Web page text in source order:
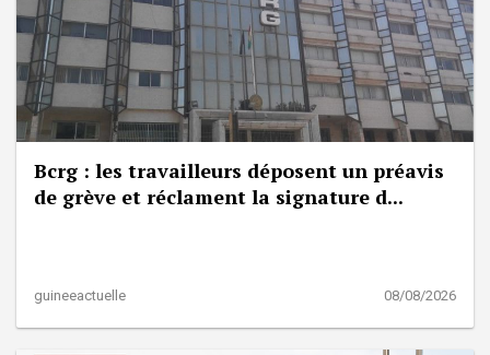
Bcrg : les travailleurs déposent un préavis
de grève et réclament la signature d...
guineeactuelle 08/08/2026